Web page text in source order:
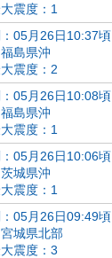
震度：1
05月26日10:37頃
島県沖
震度：2
05月26日10:08頃
島県沖
震度：1
05月26日10:06頃
城県沖
震度：1
05月26日09:49頃
城県北部
震度：3